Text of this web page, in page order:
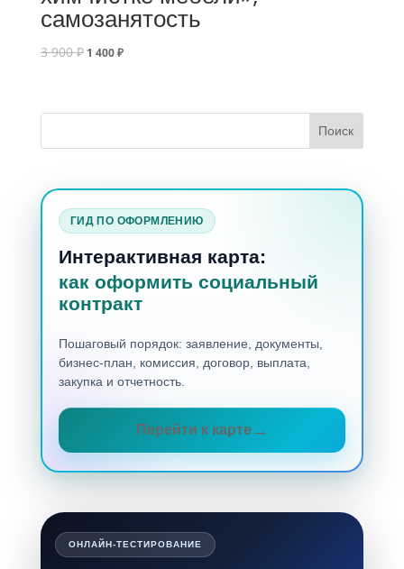
самозанятость
3 900₽ 1 400₽
ГИД ПО ОФОРМЛЕНИЮ
Интерактивная карта:
как оформить социальный
контракт
Пошаговый порядок: заявление, документы,
бизнес-план, комиссия, договор, выплата,
закупка и отчетность.
Перейти к карте
ОНЛАЙН-ТЕСТИРОВАНИЕ